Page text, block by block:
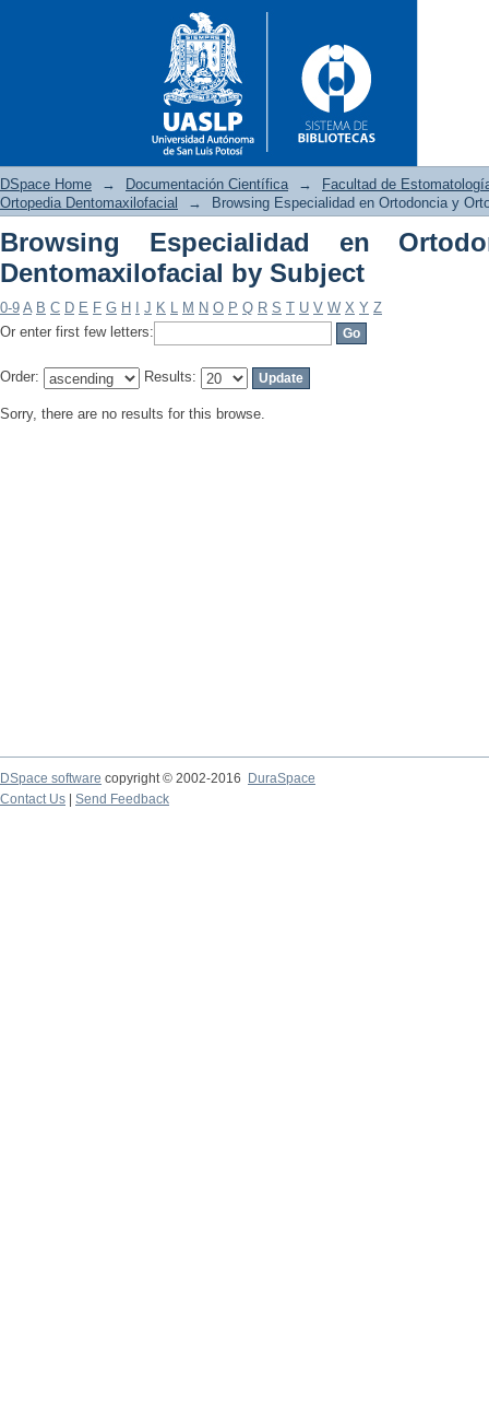
Browsing Especialidad en
DSpace Home → Documentación Científica →
Facultad de
Ortopedia Dentomaxilofacial
→ Browsing Especialidad en Ortodoncia y
Browsing Especialidad en
Dentomaxilofacial by Subject
0-9 A B C D E F G H J K L M N O P Q R S T U V W X Y Z
Or enter first few letters:
Order: Results:
Sorry, there are no results for this browse.
DSpace software copyright © 2002-2016
DuraSpace
Contact Us
Send Feedback